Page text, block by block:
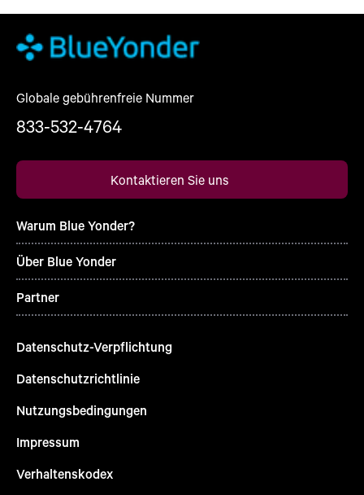
Globale gebührenfreie Nummer
833-532-4764
Kontaktieren Sie uns
Warum Blue Yonder?
Über Blue Yonder
Partner
Datenschutz-Verpflichtung
Datenschutzrichtlinie
Nutzungsbedingungen
Impressum
Verhaltenskodex